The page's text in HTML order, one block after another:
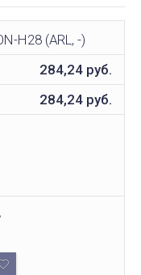
H28 (ARL, -)
284,24 руб.
284,24 руб.